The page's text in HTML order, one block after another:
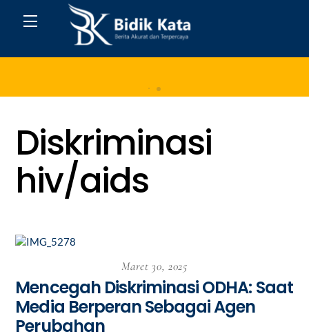
Menu
Diskriminasi
hiv/aids
Maret 30, 2025
Mencegah Diskriminasi ODHA: Saat
Media Berperan Sebagai Agen
Perubahan